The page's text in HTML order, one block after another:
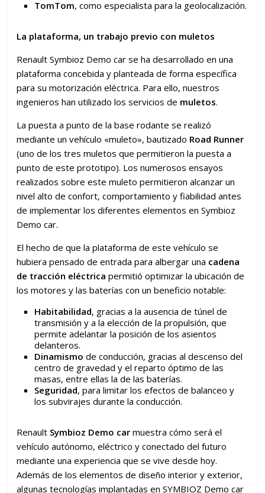
TomTom, como especialista para la geolocalización.
La plataforma, un trabajo previo con muletos
Renault Symbioz Demo car se ha desarrollado en una
plataforma concebida y planteada de forma específica
para su motorización eléctrica. Para ello, nuestros
ingenieros han utilizado los servicios de muletos.
La puesta a punto de la base rodante se realizó
mediante un vehículo «muleto», bautizado Road Runner
(uno de los tres muletos que permitieron la puesta a
punto de este prototipo). Los numerosos ensayos
realizados sobre este muleto permitieron alcanzar un
nivel alto de confort, comportamiento y fiabilidad antes
de implementar los diferentes elementos en Symbioz
Demo car.
El hecho de que la plataforma de este vehículo se
hubiera pensado de entrada para albergar una cadena
de tracción eléctrica permitió optimizar la ubicación de
los motores y las baterías con un beneficio notable:
Habitabilidad, gracias a la ausencia de túnel de
transmisión y a la elección de la propulsión, que
permite adelantar la posición de los asientos
delanteros.
Dinamismo de conducción, gracias al descenso del
centro de gravedad y el reparto óptimo de las
masas, entre ellas la de las baterías.
Seguridad, para limitar los efectos de balanceo y
los subvirajes durante la conducción.
Renault Symbioz Demo car muestra cómo será el
vehículo autónomo, eléctrico y conectado del futuro
mediante una experiencia que se vive desde hoy.
Además de los elementos de diseño interior y exterior,
algunas tecnologías implantadas en SYMBIOZ Demo car